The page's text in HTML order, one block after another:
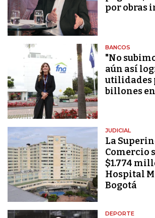
por obras
BANCOS
"No
aún así
utilidades
billones
JUDICIAL
La
Comercio
$1.774
Hospital
Bogotá
DEPORTE